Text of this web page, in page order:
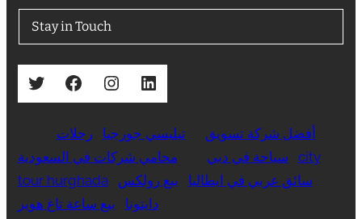
Stay in Touch
Twitter Facebook Instagram LinkedIn
أفضل شركة تسويق تبليسي جورجيا
رحلات
سياحة في دبي
محامي شركات في السعودية
city
tour hurghada
سائق عربي في ايطاليا
بيع رولكس
دايتونا
بيع ساعة تاغ هوير